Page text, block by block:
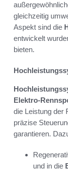
gleichzeitig
Aspekt sind die
entwickelt
bieten.
Elektro-
die Leistung der
präzise
garantieren.
und in die